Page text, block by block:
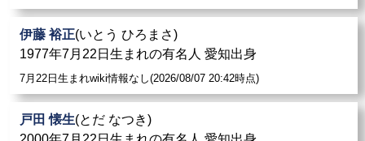
伊藤 裕正(いとう ひろまさ)
1977年7月22日生まれの有名人 愛知出身
7月22日生まれwiki情報なし(2026/08/07 20:42時点)
戸田 懐生(とだ なつき)